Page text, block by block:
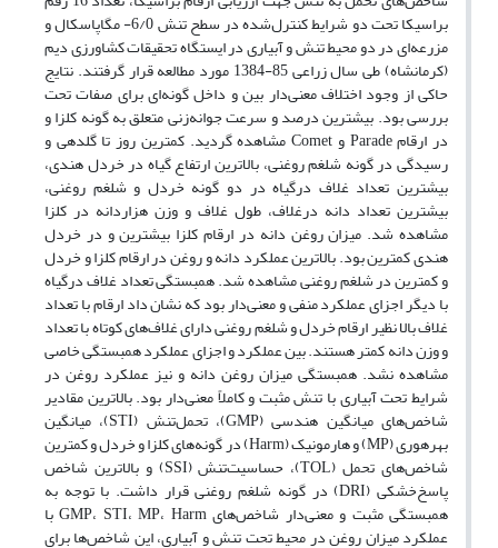
براسیکا تحت دو شرایط کنترل‌شده در سطح تنش 6/0- مگاپاسکال و
مزرعه‌ای در دو محیط تنش و آبیاری در ایستگاه تحقیقات کشاورزی دیم
(کرمانشاه) طی سال زراعی 85-1384 مورد مطالعه قرار گرفتند. نتایج
حاکی از وجود اختلاف معنی‌دار بین و داخل گونه‌ای برای صفات تحت
بررسی بود. بیشترین درصد و سرعت جوانه‌زنی متعلق به گونه کلزا و
در ارقام Parade و Comet مشاهده گردید. کمترین روز تا گلدهی و
رسیدگی در گونه شلغم روغنی، بالاترین ارتفاع گیاه در خردل هندی،
بیشترین تعداد غلاف درگیاه در دو گونه خردل و شلغم روغنی،
بیشترین تعداد دانه درغلاف، طول غلاف و وزن هزاردانه در کلزا
مشاهده شد. میزان روغن دانه در ارقام کلزا بیشترین و در خردل
هندی کمترین بود. بالاترین عملکرد دانه و روغن در ارقام کلزا و خردل
و کمترین در شلغم روغنی مشاهده شد. همبستگی تعداد غلاف درگیاه
با دیگر اجزای عملکرد منفی و معنی‌دار بود که نشان داد ارقام با تعداد
غلاف بالا نظیر ارقام خردل و شلغم روغنی دارای غلاف‌های کوتاه با تعداد
و وزن دانه کمتر هستند. بین عملکرد و اجزای عملکرد همبستگی خاصی
مشاهده نشد. همبستگی میزان روغن دانه و نیز عملکرد روغن در
شرایط تحت آبیاری با تنش مثبت و کاملاً معنی‌دار بود. بالاترین مقادیر
شاخص‌های میانگین هندسی (GMP)، تحمل‌تنش (STI)، میانگین
بهره‎وری (MP) و هارمونیک (Harm) در گونه‌های کلزا و خردل و کمترین
شاخص‌های تحمل (TOL)، حساسیت‌تنش (SSI) و بالاترین شاخص
پاسخ‌خشکی (DRI) در گونه شلغم روغنی قرار داشت. با توجه به
همبستگی مثبت و معنی‌دار شاخص‌های GMP، STI، MP، Harm با
عملکرد میزان روغن در محیط تحت تنش و آبیاری، این شاخص‌ها برای